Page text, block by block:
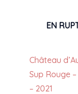
EN
Château
Sup Rouge
– 2021